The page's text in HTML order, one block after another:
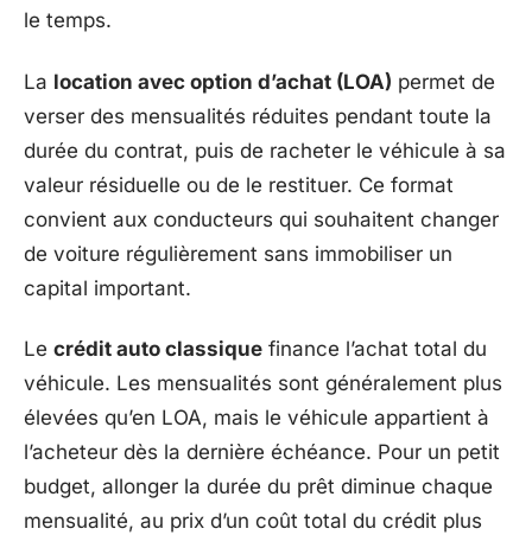
le temps.
La location avec option d’achat (LOA) permet de
verser des mensualités réduites pendant toute la
durée du contrat, puis de racheter le véhicule à sa
valeur résiduelle ou de le restituer. Ce format
convient aux conducteurs qui souhaitent changer
de voiture régulièrement sans immobiliser un
capital important.
Le crédit auto classique finance l’achat total du
véhicule. Les mensualités sont généralement plus
élevées qu’en LOA, mais le véhicule appartient à
l’acheteur dès la dernière échéance. Pour un petit
budget, allonger la durée du prêt diminue chaque
mensualité, au prix d’un coût total du crédit plus